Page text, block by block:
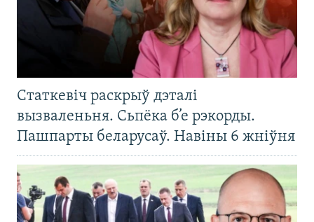
Статкевіч раскрыў дэталі
вызваленьня. Сьпёка б’е рэкорды.
Пашпарты беларусаў. Навіны 6 жніўня